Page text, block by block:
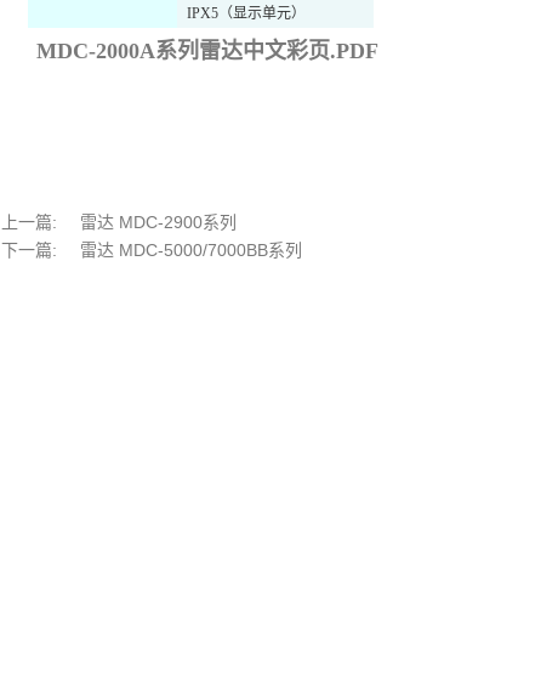
IPX5（显示单元）
MDC-2000A系列雷达中文彩页.PDF
上一篇:
雷达 MDC-2900系列
下一篇:
雷达 MDC-5000/7000BB系列